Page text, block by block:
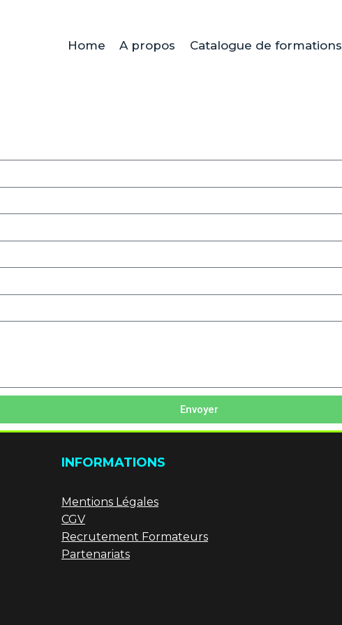
Home A propos Catalogue de formations
Envoyer
INFORMATIONS
Mentions Légales
CGV
Recrutement Formateurs
Partenariats